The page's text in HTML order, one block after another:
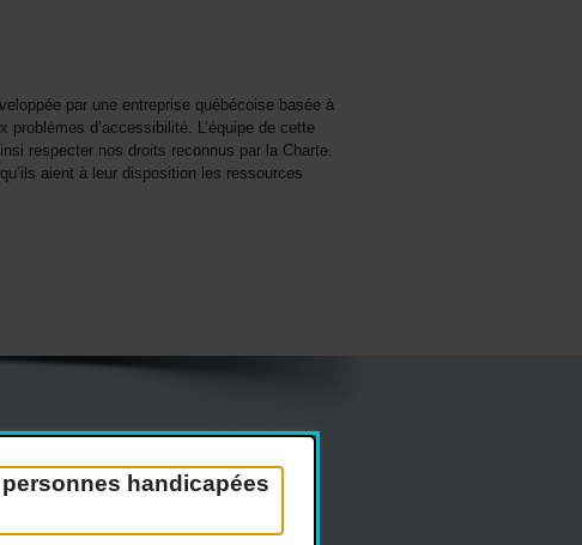
handicapées
par une entreprise québécoise basée à
d’accessibilité. L’équipe de cette
respecter nos droits reconnus par la Charte.
aient à leur disposition les ressources
Réseaux sociaux